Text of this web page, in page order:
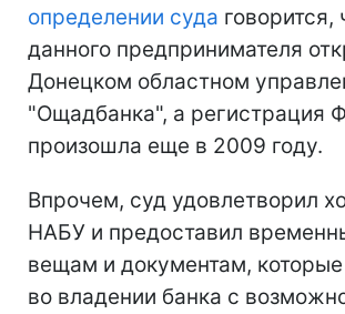
определении суда говорится,
данного предпринимателя
Донецком областном
"Ощадбанка", а регистрация
произошла еще в 2009 году.
Впрочем, суд удовлетворил
НАБУ и предоставил
вещам и документам, которые
во владении банка с